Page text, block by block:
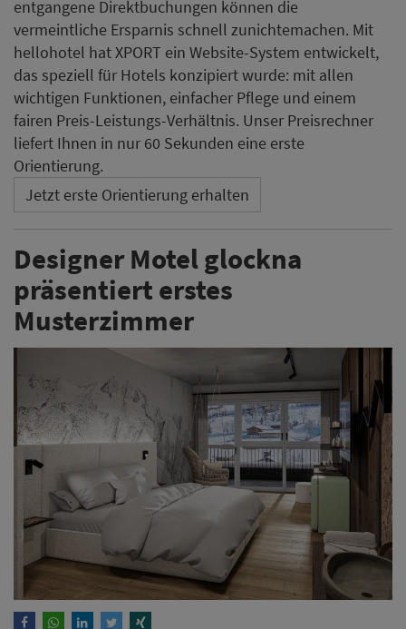
entgangene Direktbuchungen können die
vermeintliche Ersparnis schnell zunichtemachen. Mit
hellohotel hat XPORT ein Website-System entwickelt,
das speziell für Hotels konzipiert wurde: mit allen
wichtigen Funktionen, einfacher Pflege und einem
fairen Preis-Leistungs-Verhältnis. Unser Preisrechner
liefert Ihnen in nur 60 Sekunden eine erste
Orientierung.
Jetzt erste Orientierung erhalten
Designer Motel glockna
präsentiert erstes
Musterzimmer